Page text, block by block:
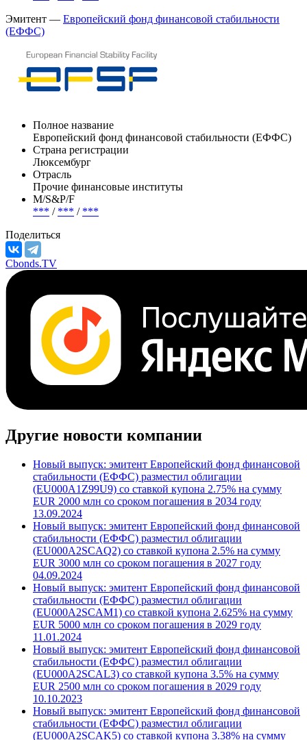
5 000 000 000 EUR
М/S&P/F
Эмитент — Европейский фонд финансовой стабильности
(ЕФФС)
Полное название
Европейский фонд финансовой стабильности (ЕФФС)
Страна регистрации
Люксембург
Прочие финансовые институты
М/S&P/F
***/
Поделиться
Cbonds.TV
Другие новости компании
Новый выпуск: эмитент Европейский фонд финансовой
стабильности (ЕФФС) разместил облигации
(EU000A1Z99U9) со ставкой купона 2.75% на сумму
EUR 2000 млн со сроком погашения в 2034 году
13.09.2024
Новый выпуск: эмитент Европейский фонд финансовой
стабильности (ЕФФС) разместил облигации
(EU000A2SCAQ2) со ставкой купона 2.5% на сумму
EUR 3000 млн со сроком погашения в 2027 году
04.09.2024
Новый выпуск: эмитент Европейский фонд финансовой
стабильности (ЕФФС) разместил облигации
(EU000A2SCAM1) со ставкой купона 2.625% на сумму
EUR 5000 млн со сроком погашения в 2029 году
11.01.2024
Новый выпуск: эмитент Европейский фонд финансовой
стабильности (ЕФФС) разместил облигации
(EU000A2SCAL3) со ставкой купона 3.5% на сумму
EUR 2500 млн со сроком погашения в 2029 году